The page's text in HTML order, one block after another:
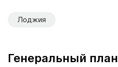
Лоджия
Генеральный план